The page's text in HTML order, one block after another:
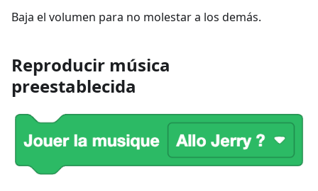
Baja el volumen para no molestar a los demás.
Reproducir música
preestablecida